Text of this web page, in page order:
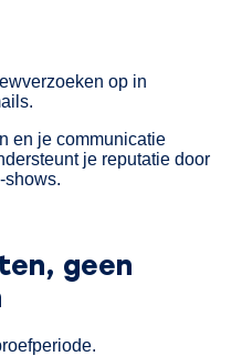
op in
en je communicatie
je reputatie door
shows.
geen